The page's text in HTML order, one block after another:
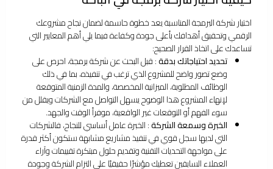
اختيار شركة البرمجة المناسبة يعد خطوة حاسمة لضمان نجاح مشروعك
الرقمي وتحقيق أهدافك بأعلى جودة وكفاءة فيما يلي أهم المعايير التي
تساعدك على اتخاذ القرار الصحيح:
تحديد احتياجاتك بدقة: قبل البحث عن شركة برمجة، احرص على
وضع تصور واضح للمشروع الذي ترغب في تنفيذه، بما في ذلك
الوظائف المطلوبة، الميزانية المخصصة، والمدة الزمنية المتوقعة
لإنهاء المشروع هذا الوضوح يسهل التواصل مع الشركات ويقلل من
سوء الفهم أو التوقعات غير الواقعية، موفراً الوقت والجهد.
الخبرة وسمعة الشركة: الخبرة عامل أساسي للنجاح، فالشركات
التي لديها سجل قوي في تنفيذ مشاريع مشابهة ستكون أكثر قدرة
على مواجهة التحديات التقنية وتقديم حلول مبتكرة تقييمات وآراء
العملاء السابقين تعطيك مؤشرًا حقيقيًا على التزام الشركة وجودة